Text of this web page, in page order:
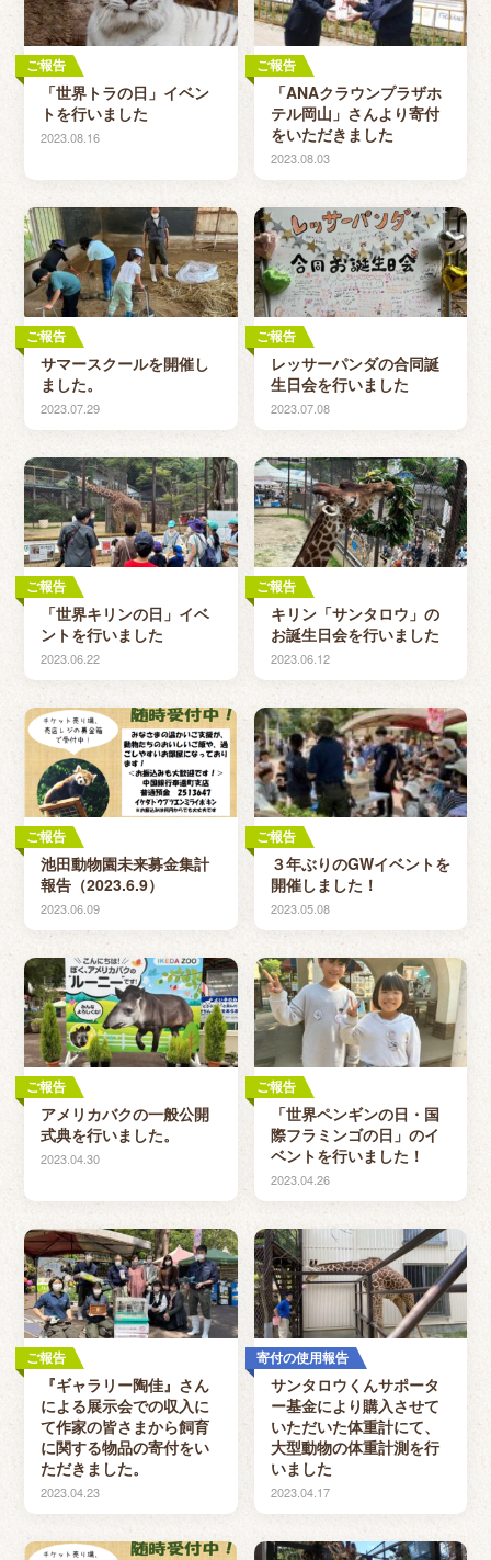
ご報告
「世界トラの日」イベン
トを行いました
2023.08.16
ご報告
「ANAクラウンプラザホ
テル岡山」さんより寄付
をいただきました
2023.08.03
ご報告
サマースクールを開催し
ました。
2023.07.29
ご報告
レッサーパンダの合同誕
生日会を行いました
2023.07.08
ご報告
「世界キリンの日」イベ
ントを行いました
2023.06.22
ご報告
キリン「サンタロウ」の
お誕生日会を行いました
2023.06.12
ご報告
池田動物園未来募金集計
報告（2023.6.9）
2023.06.09
ご報告
３年ぶりのGWイベントを
開催しました！
2023.05.08
ご報告
アメリカバクの一般公開
式典を行いました。
2023.04.30
ご報告
「世界ペンギンの日・国
際フラミンゴの日」のイ
ベントを行いました！
2023.04.26
ご報告
『ギャラリー陶佳』さん
による展示会での収入に
て作家の皆さまから飼育
に関する物品の寄付をい
ただきました。
2023.04.23
寄付の使用報告
サンタロウくんサポータ
ー基金により購入させて
いただいた体重計にて、
大型動物の体重計測を行
いました
2023.04.17